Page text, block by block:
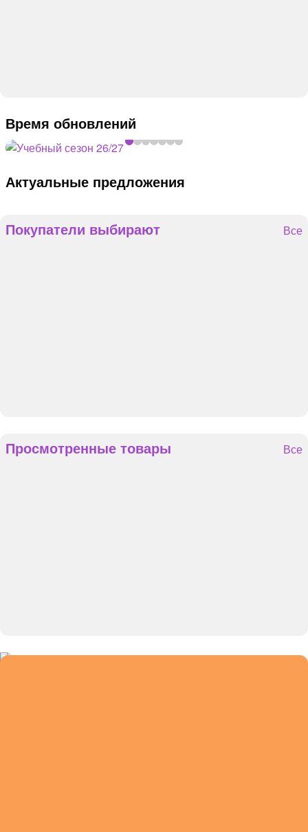
Время обновлений
Актуальные предложения
Покупатели выбирают Все
Просмотренные товары Все
Смотреть все